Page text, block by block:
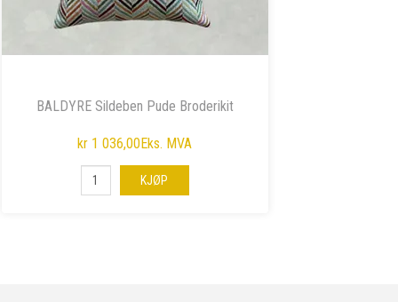
BALDYRE Sildeben Pude Broderikit
kr 1 036,00Eks. MVA
KJØP